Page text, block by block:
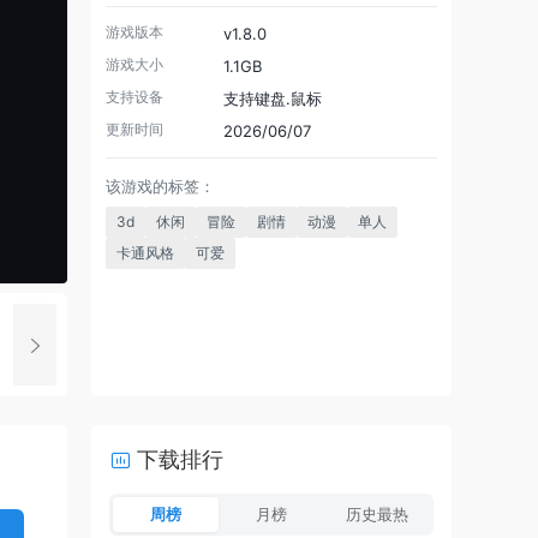
游戏版本 v1.8.0
游戏大小 1.1GB
支持设备 支持键盘.鼠标
更新时间 2026/06/07
该游戏的标签：
3d 休闲 冒险 剧情 动漫
单人
卡通风格
可爱
下载排行
周榜 月榜 历史最热